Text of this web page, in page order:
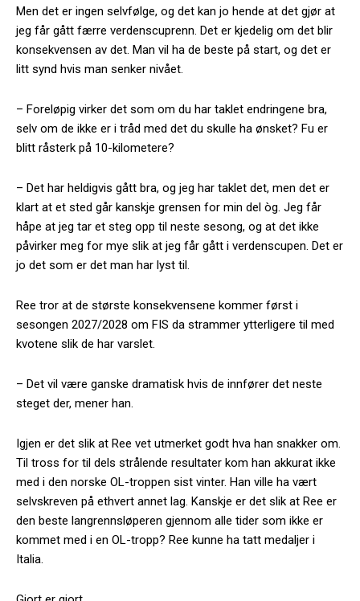
Men det er ingen selvfølge, og det kan jo hende at det gjør at
jeg får gått færre verdenscuprenn. Det er kjedelig om det blir
konsekvensen av det. Man vil ha de beste på start, og det er
litt synd hvis man senker nivået.
– Foreløpig virker det som om du har taklet endringene bra,
selv om de ikke er i tråd med det du skulle ha ønsket? Fu er
blitt råsterk på 10-kilometere?
– Det har heldigvis gått bra, og jeg har taklet det, men det er
klart at et sted går kanskje grensen for min del òg. Jeg får
håpe at jeg tar et steg opp til neste sesong, og at det ikke
påvirker meg for mye slik at jeg får gått i verdenscupen. Det er
jo det som er det man har lyst til.
Ree tror at de største konsekvensene kommer først i
sesongen 2027/2028 om FIS da strammer ytterligere til med
kvotene slik de har varslet.
– Det vil være ganske dramatisk hvis de innfører det neste
steget der, mener han.
Igjen er det slik at Ree vet utmerket godt hva han snakker om.
Til tross for til dels strålende resultater kom han akkurat ikke
med i den norske OL-troppen sist vinter. Han ville ha vært
selvskreven på ethvert annet lag. Kanskje er det slik at Ree er
den beste langrennsløperen gjennom alle tider som ikke er
kommet med i en OL-tropp? Ree kunne ha tatt medaljer i
Italia.